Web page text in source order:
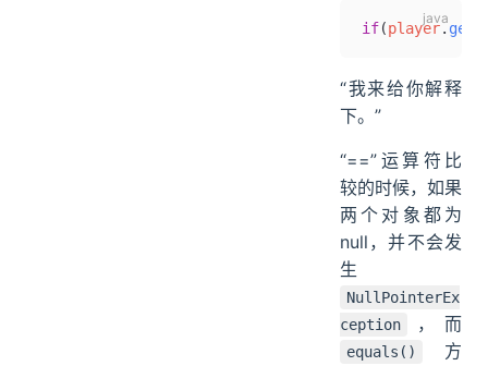
if(player.
“我来给你解释
下。”
“==”运算符比
较的时候，如果
两个对象都为
null，并不会发
生
NullPointerEx
ception
，而
equals()
方